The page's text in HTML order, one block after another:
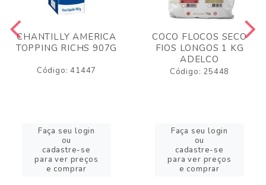
CHANTILLY AMERICA
TOPPING RICHS 907G
Código: 41447
Faça seu login
ou
cadastre-se
para ver preços
e comprar
COCO FLOCOS SECO
FIOS LONGOS 1 KG
ADELCO
Código: 25448
Faça seu login
ou
cadastre-se
para ver preços
e comprar